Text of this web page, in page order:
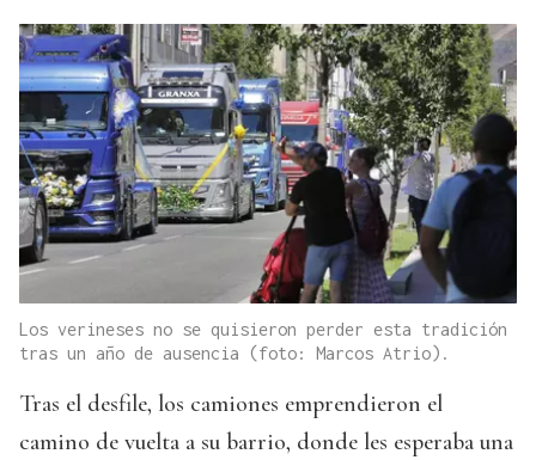
Los verineses no se quisieron perder esta tradición
tras un año de ausencia (foto: Marcos Atrio).
Tras el desfile, los camiones emprendieron el
camino de vuelta a su barrio, donde les esperaba una